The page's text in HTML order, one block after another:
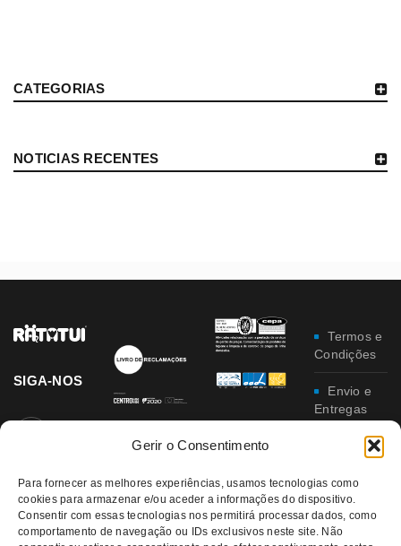
Gerir o Consentimento
Para fornecer as melhores experiências, usamos tecnologias como
cookies para armazenar e/ou aceder a informações do dispositivo.
Consentir com essas tecnologias nos permitirá processar dados, como
comportamento de navegação ou IDs exclusivos neste site. Não
CATEGORIAS
NOTICIAS RECENTES
SIGA-NOS
Termos e
Condições
Envio e
Entregas
Trocas e
Política
de
Privacidade